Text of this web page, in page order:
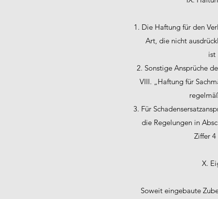
1. Die Haftung für den
Art, die nicht
ist
2. Sonstige Ansprüche
VIII. „Haftung für
3. Für
die Regelungen in
Ziffer
X.
Soweit eingebaute